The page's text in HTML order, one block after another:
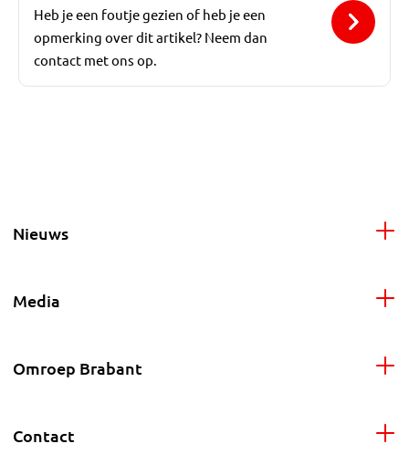
Heb je een foutje gezien of heb je een
opmerking over dit artikel? Neem dan
contact met ons op.
Nieuws
Media
Omroep Brabant
Contact